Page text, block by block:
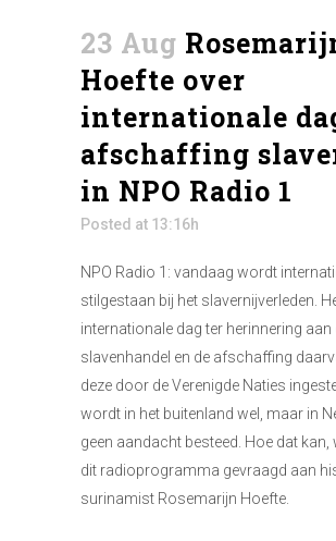
23 Aug
Hoefte over
internationale
afschaffing
in NPO Radio 1
Posted at 13:16h
NPO Radio 1: vandaag wordt
stilgestaan bij het slavernijverleden.
internationale dag ter herinnering aan
slavenhandel en de afschaffing
deze door de Verenigde Naties
wordt in het buitenland wel, maar in
geen aandacht besteed. Hoe dat kan,
dit radioprogramma gevraagd aan
surinamist Rosemarijn Hoefte.